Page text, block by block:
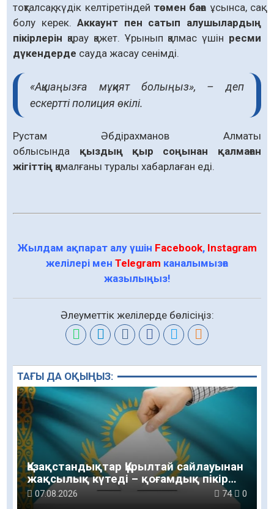
тоқталсақ, күдік келтіретіндей төмен баға ұсынса, сақ
болу керек.Аккаунт пен сатып алушылардың
пікірлерін қарау қажет. Ұрынып қалмас үшін ресми
дүкендерде сауда жасау сенімді.
«Ақшаңызға мұқият болыңыз», – деп
ескертті полиция өкілі.
Рустам Әбдірахманов Алматы
облысында қыздың қыр соңынан қалмаған
жігіттің қамалғаны туралы хабарлаған еді.
Жылдам ақпарат алу үшін Facebook, Instagram
желілері мен Telegram каналымызға
жазылыңыз!
Әлеуметтік желілерде бөлісіңіз:
ТАҒЫ ДА ОҚЫҢЫЗ:
Қазақстандықтар Құрылтай сайлауынан
жақсылық күтеді – қоғамдық пікір
зерттеуі
07.08.2026 74 0